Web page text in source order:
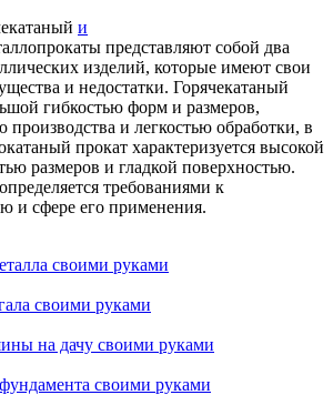
и
представляют собой два
изделий, которые имеют свои
и недостатки. Горячекатаный
гибкостью форм и размеров,
и легкостью обработки, в
прокат характеризуется высокой
размеров и гладкой поверхностью.
требованиями к
и сфере его применения.
своими руками
своими руками
на дачу своими руками
своими руками